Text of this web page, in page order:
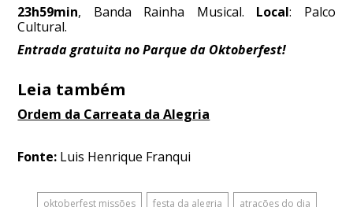
23h59min, Banda Rainha Musical. Local: Palco
Cultural.
Entrada gratuita no Parque da Oktoberfest!
Leia também
Ordem da Carreata da Alegria
Fonte: Luis Henrique Franqui
oktoberfest missões festa da alegria atrações do dia